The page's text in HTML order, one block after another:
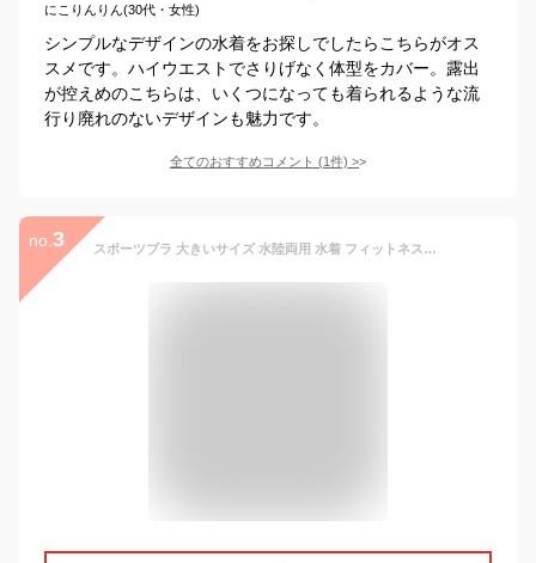
にこりんりん(30代・女性)
シンプルなデザインの水着をお探しでしたらこちらがオス
スメです。ハイウエストでさりげなく体型をカバー。露出
が控えめのこちらは、いくつになっても着られるような流
行り廃れのないデザインも魅力です。
全てのおすすめコメント (1件) >
no. 3 スポーツブラ 大きいサイズ 水陸両用 水着 フィットネス水着 スポーツウェア ランニング レディース 単品 水着用 ブラ ヨガ かわいい スポブラ ブラトップ ジム ママ 体型カバー KIREI BEACH TRbura01 13色 7S 9M 11L 13L 15LL 17LL メール便 送料無料